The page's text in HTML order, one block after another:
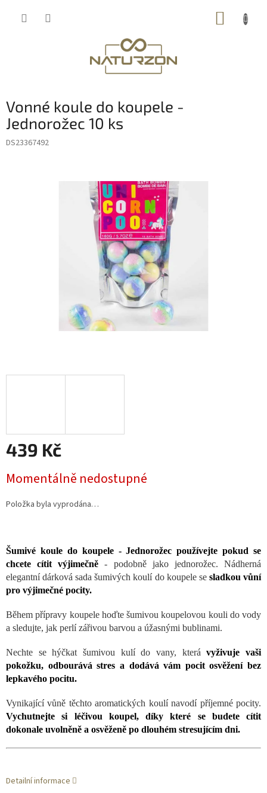
Vonné koule do koupele -
Jednorožec 10 ks
DS23367492
439 Kč
cena:
Momentálně nedostupné
Položka byla vyprodána…
Šumivé koule do koupele - Jednorožec používejte pokud se
chcete cítit výjimečně - podobně jako jednorožec. Nádherná
elegantní dárková sada šumivých koulí do koupele se sladkou vůní
pro výjimečné pocity.
Během přípravy koupele hoďte šumivou koupelovou kouli do vody
a sledujte, jak perlí zářivou barvou a úžasnými bublinami.
Nechte se hýčkat šumivou kulí do vany, kterávyživuje vaši
pokožku, odbourává stres a dodává vám pocit osvěžení bez
lepkavého pocitu.
Vynikající vůně těchto aromatických koulí navodí příjemné pocity.
Vychutnejte si léčivou koupel, díky které se budete cítit
dokonale uvolněně a osvěženě po dlouhém stresujícím dni.
Detailní informace